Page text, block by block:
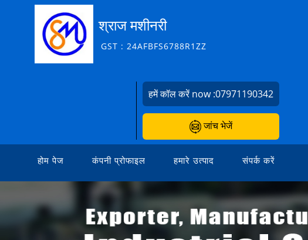
श्राज मशीनरी
GST : 24AFBFS6788R1ZZ
हमें कॉल करें now :07971190342
जांच भेजें
होम पेज कंपनी प्रोफाइल हमारे उत्पाद संपर्क करें